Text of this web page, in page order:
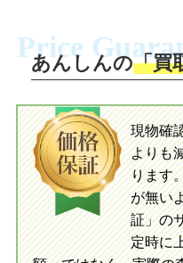
送
入金完了
当店
指定
買取の
だ
送。
当店
指定
初めての方へ LINE査
Price
あんしんの「買
現物確
よりも
ります
が無い
証」の
定時に